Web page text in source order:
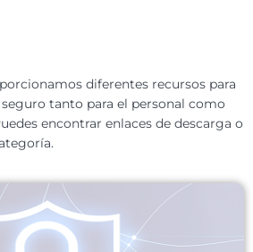
diferentes recursos para
tanto para el personal como
encontrar enlaces de descarga o